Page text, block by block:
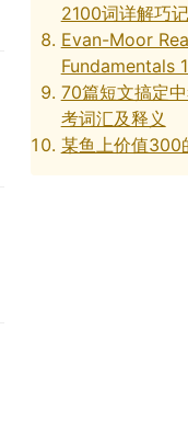
2100词详解巧记
Evan-Moor
Fundamentals
70篇短文搞定
考词汇及释义
某鱼上价值300